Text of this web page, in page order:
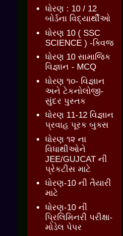
ધોરણ : 10 / 12
બોર્ડના વિદ્યાર્થીઓ
ધોરણ 10 ( SSC
SCIENCE ) -ક્વિજ
ધોરણ 10 સામાજિક
વિજ્ઞાન - MCQ
ધોરણ ૧૦- વિજ્ઞાન
અને ટેકનોલોજી-
સુંદર પુસ્તક
ધોરણ 11-12 વિજ્ઞાન
પ્રવાહ પૂરક બુક્સ
ધોરણ ૧૨ ના
વિધાથીઓને
JEE/GUJCAT ની
પ્રેકટીસ માટે
ધોરણ-10 ની તૈયારી
માટે
ધોરણ-10 ની
પ્રિલિમિનરી પરીક્ષા-
મોડેલ પેપર